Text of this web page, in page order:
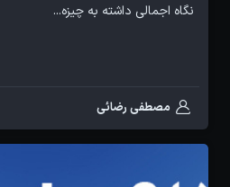
نگاه اجمالی داشته به چیزه...
مصطفی رضائی